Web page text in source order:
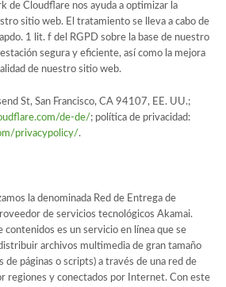
Cloudflare nos ayuda a optimizar la
sitio web. El tratamiento se lleva a cabo de
1 lit. f del RGPD sobre la base de nuestro
segura y eficiente, así como la mejora
de nuestro sitio web.
St, San Francisco, CA 94107, EE. UU.;
de-de/; política de privacidad:
privacypolicy/.
la denominada Red de Entrega de
de servicios tecnológicos Akamai.
contenidos es un servicio en línea que se
archivos multimedia de gran tamaño
de páginas o scripts) a través de una red de
regiones y conectados por Internet. Con este